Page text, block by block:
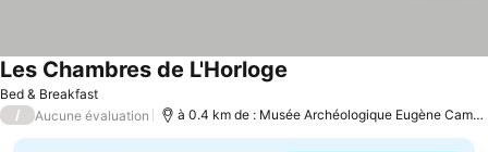
Bed & Breakfast
Les Chambres de L'Horloge
/ Aucune évaluation à 0.4 km de : Musée Archéologique Eugène